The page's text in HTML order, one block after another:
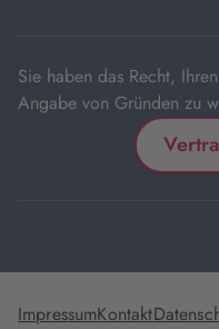
Sie haben das Recht,
Angabe von Gründen zu
ImpressumKontakt